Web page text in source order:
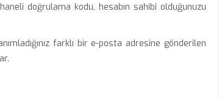
doğrulama kodu, hesabın sahibi olduğunuzu
farklı bir e-posta adresine gönderilen